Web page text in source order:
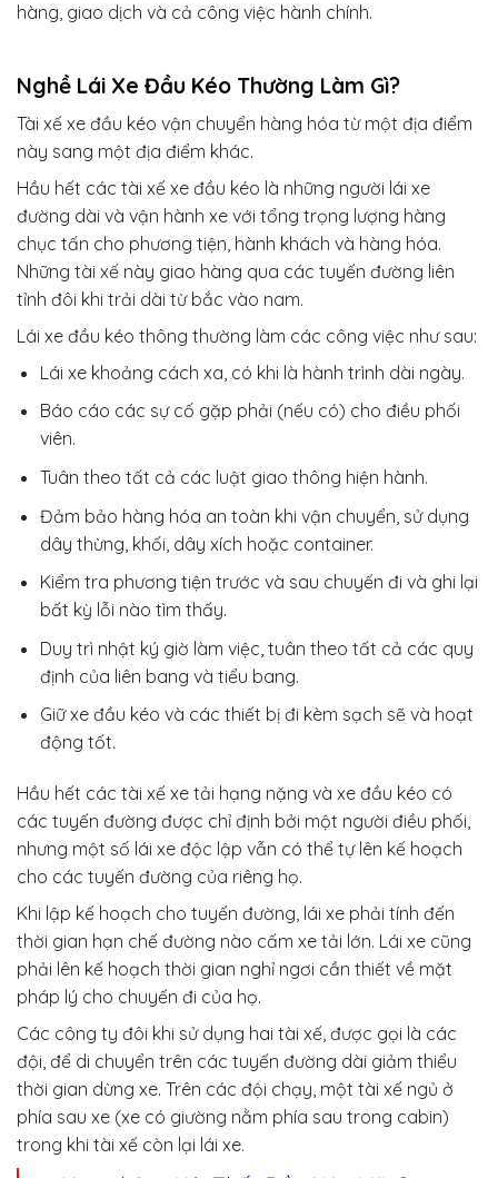
hàng, giao dịch và cả công việc hành chính.
Nghề Lái Xe Đầu Kéo Thường Làm Gì?
Tài xế xe đầu kéo vận chuyển hàng hóa từ một địa điểm
này sang một địa điểm khác.
Hầu hết các tài xế xe đầu kéo là những người lái xe
đường dài và vận hành xe với tổng trọng lượng hàng
chục tấn cho phương tiện, hành khách và hàng hóa.
Những tài xế này giao hàng qua các tuyến đường liên
tỉnh đôi khi trải dài từ bắc vào nam.
Lái xe đầu kéo thông thường làm các công việc như sau:
Lái xe khoảng cách xa, có khi là hành trình dài ngày.
Báo cáo các sự cố gặp phải (nếu có) cho điều phối
viên.
Tuân theo tất cả các luật giao thông hiện hành.
Đảm bảo hàng hóa an toàn khi vận chuyển, sử dụng
dây thừng, khối, dây xích hoặc container.
Kiểm tra phương tiện trước và sau chuyến đi và ghi lại
bất kỳ lỗi nào tìm thấy.
Duy trì nhật ký giờ làm việc, tuân theo tất cả các quy
định của liên bang và tiểu bang.
Giữ xe đầu kéo và các thiết bị đi kèm sạch sẽ và hoạt
động tốt.
Hầu hết các tài xế xe tải hạng nặng và xe đầu kéo có
các tuyến đường được chỉ định bởi một người điều phối,
nhưng một số lái xe độc ​​lập vẫn có thể tự lên kế hoạch
cho các tuyến đường của riêng họ.
Khi lập kế hoạch cho tuyến đường, lái xe phải tính đến
thời gian hạn chế đường nào cấm xe tải lớn. Lái xe cũng
phải lên kế hoạch thời gian nghỉ ngơi cần thiết về mặt
pháp lý cho chuyến đi của họ.
Các công ty đôi khi sử dụng hai tài xế, được gọi là các
đội, để di chuyển trên các tuyến đường dài giảm thiểu
thời gian dừng xe. Trên các đội chạy, một tài xế ngủ ở
phía sau xe (xe có giường nằm phía sau trong cabin)
trong khi tài xế còn lại lái xe.